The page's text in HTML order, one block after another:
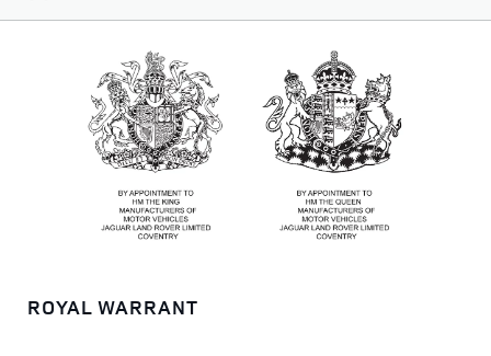
ROYAL WARRANT